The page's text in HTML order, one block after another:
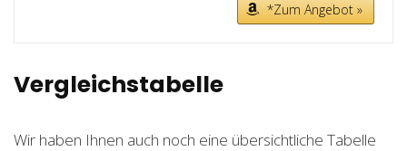
*Zum Angebot »
Vergleichstabelle
Wir haben Ihnen auch noch eine übersichtliche Tabelle